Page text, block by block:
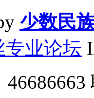
少数民
专业论坛